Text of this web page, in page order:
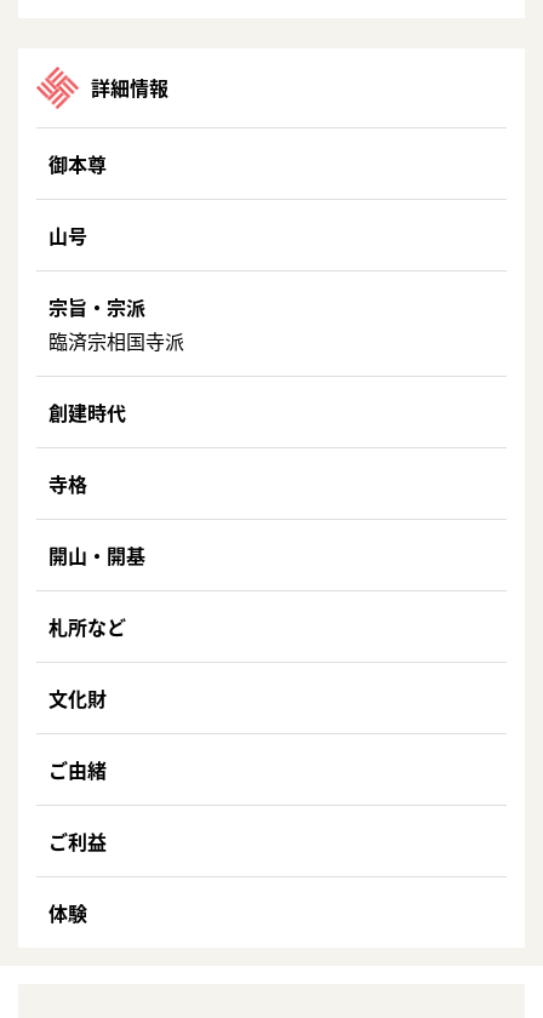
詳細情報
御本尊
山号
宗旨・宗派
臨済宗相国寺派
創建時代
寺格
開山・開基
札所など
文化財
ご由緒
ご利益
体験